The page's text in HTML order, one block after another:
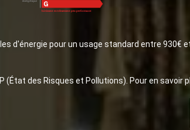
d'énergie pour un usage standard entre 930€
(État des Risques et Pollutions). Pour en savoir